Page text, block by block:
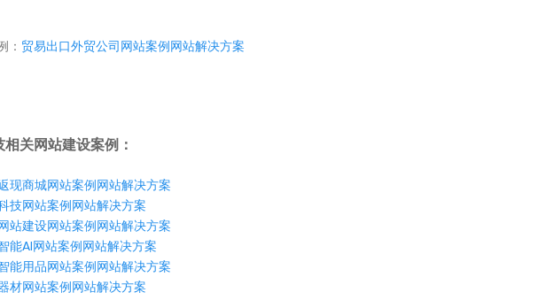
： 贸易出口外贸公司网站案例网站解决方案
关网站建设案例：
现商城网站案例网站解决方案
技网站案例网站解决方案
站建设网站案例网站解决方案
能AI网站案例网站解决方案
能用品网站案例网站解决方案
材网站案例网站解决方案